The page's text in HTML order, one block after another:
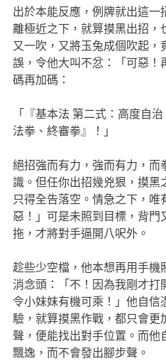
出於本能反應，例牌就出這
離極近之下，就算摸黑出招
又一吹，又將玉兔成個吹起
誤，令他大叫不忿：「可惡！
碼再加碼：
「『基本法 第二式：高度自
法拳、終審拳』！」
絕招強而有力，強而有力，而
識。但任你出招幾兇狠，摸
只得全告落空。情急之下，
惡！」可是未照到目標，背門
拖，才將對手逼開八呎外。
趁些少空檔，他本想再用手
消念頭：「不！因為我剛才打
令小妹妹有機可乘！」他自
驗，就算摸黑作戰，都只會更
聲，便能找出對手位置。而
飄逸，而不會發出腳步聲。